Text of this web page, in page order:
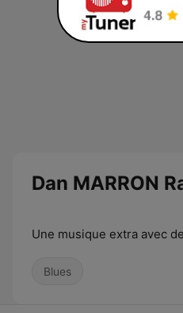
Dan MARRON
Une musique extra avec
Blues